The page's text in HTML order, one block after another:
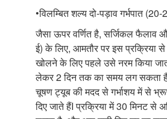
•विलम्बित शल्य दो-पड़ाव गर्भपात (20-
जैसा ऊपर वर्णित है,सर्जिकल फैलाव
ई) के लिए, आमतौर पर इस प्रक्रिया से
खोलने के लिए पहले उसे नरम किया
लेकर2दिन तक का समय लग सकता
चूषण ट्यूब की मदद से गर्भाशय में से
दिए जाते हैंIप्रक्रिया में30 मिनट से